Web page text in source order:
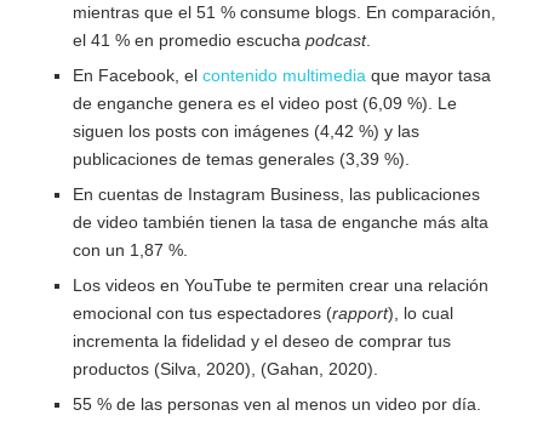
mientras que el 51 % consume blogs. En comparación,
el 41 % en promedio escucha podcast.
En Facebook, el contenido multimedia que mayor tasa
de enganche genera es el video post (6,09 %). Le
siguen los posts con imágenes (4,42 %) y las
publicaciones de temas generales (3,39 %).
En cuentas de Instagram Business, las publicaciones
de video también tienen la tasa de enganche más alta
con un 1,87 %.
Los videos en YouTube te permiten crear una relación
emocional con tus espectadores (rapport), lo cual
incrementa la fidelidad y el deseo de comprar tus
productos (Silva, 2020), (Gahan, 2020).
55 % de las personas ven al menos un video por día.